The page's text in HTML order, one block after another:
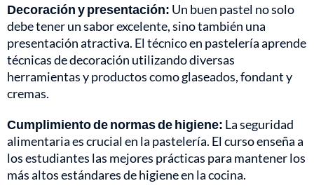
Decoración y presentación: Un buen pastel no solo
debe tener un sabor excelente, sino también una
presentación atractiva. El técnico en pastelería aprende
técnicas de decoración utilizando diversas
herramientas y productos como glaseados, fondant y
cremas.
Cumplimiento de normas de higiene: La seguridad
alimentaria es crucial en la pastelería. El curso enseña a
los estudiantes las mejores prácticas para mantener los
más altos estándares de higiene en la cocina.